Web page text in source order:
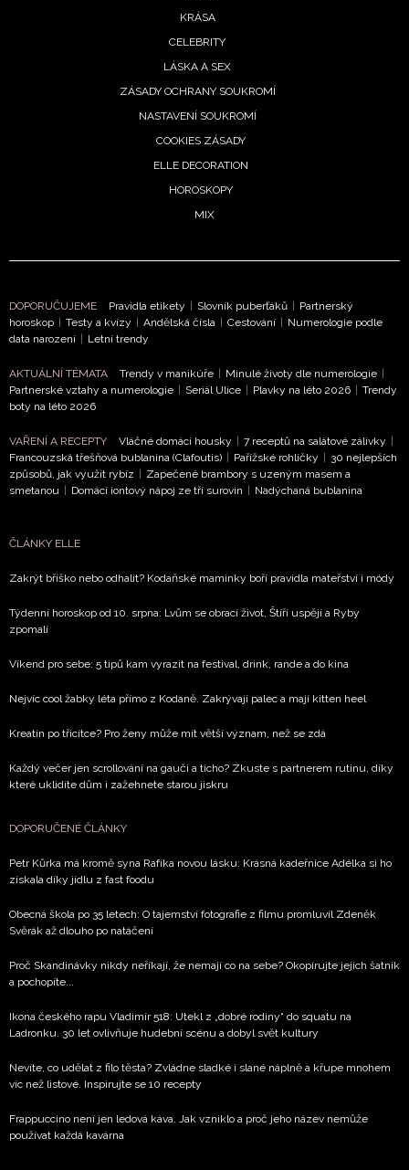
podmínkami společnosti BurdaMedia Extra s.r.o.
potvrzujete, že jste se seznámili seZásadami
Vašimi údaji pracovat zejména k organizaci a
vyhodnocení akce a zasílání novinek.
informace od našich partnerů? Pokud souhlasíte se
zpracováním údajů k tomuto účelu podleZásad ochrany
soukromí BurdaMedia Extra s.r.o., zaškrtněte toto pole.
KRÁSA
CELEBRITY
LÁSKA A SEX
ZÁSADY OCHRANY SOUKROMÍ
NASTAVENÍ SOUKROMÍ
COOKIES ZÁSADY
ELLE DECORATION
HOROSKOPY
MIX
DOPORUČUJEME Pravidla etikety Slovník puberťáků
Partnerský
horoskop
Testy a kvízy Andělská čísla Cestování
Numerologie podle
data narození
Letní trendy
AKTUÁLNÍ TÉMATA Trendy v manikúře Minulé životy dle numerologie
Partnerské vztahy a numerologie
Seriál Ulice Plavky na léto 2026
Trendy
boty na léto 2026
VAŘENÍ A RECEPTY Vláčné domácí housky 7 receptů na salátové zálivky
Francouzská třešňová bublanina (Clafoutis)
Pařížské rohlíčky
30 nejlepších
způsobů, jak využít rybíz
Zapečené brambory s uzeným masem a
smetanou
Domácí iontový nápoj ze tří surovin Nadýchaná bublanina
ČLÁNKY ELLE
Zakrýt bříško nebo odhalit? Kodaňské maminky boří pravidla mateřství i módy
Týdenní horoskop od 10. srpna: Lvům se obrací život, Štíři uspějí a Ryby
zpomalí
Víkend pro sebe: 5 tipů kam vyrazit na festival, drink, rande a do kina
Nejvíc cool žabky léta přímo z Kodaně. Zakrývají palec a mají kitten heel
Kreatin po třicítce? Pro ženy může mít větší význam, než se zdá
Každý večer jen scrollování na gauči a ticho? Zkuste s partnerem rutinu, díky
které uklidíte dům i zažehnete starou jiskru
DOPORUČENÉ ČLÁNKY
Petr Kůrka má kromě syna Rafíka novou lásku: Krásná kadeřnice Adélka si ho
získala díky jídlu z fast foodu
Obecná škola po 35 letech: O tajemství fotografie z filmu promluvil Zdeněk
Svěrák až dlouho po natáčení
Proč Skandinávky nikdy neříkají, že nemají co na sebe? Okopírujte jejich šatník
a pochopíte...
Ikona českého rapu Vladimír 518: Utekl z „dobré rodiny“ do squatu na
Ladronku. 30 let ovlivňuje hudební scénu a dobyl svět kultury
Nevíte, co udělat z filo těsta? Zvládne sladké i slané náplně a křupe mnohem
víc než listové. Inspirujte se 10 recepty
Frappuccino není jen ledová káva. Jak vzniklo a proč jeho název nemůže
používat každá kavárna